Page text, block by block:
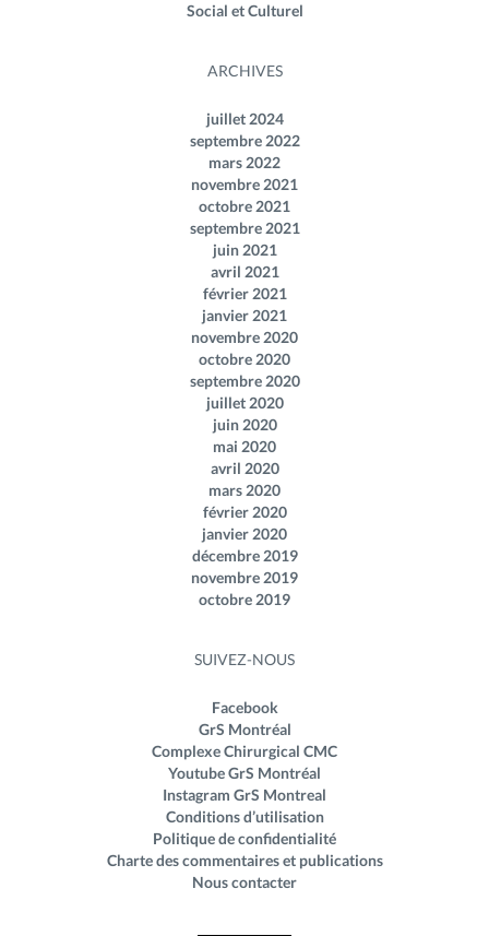
Social et Culturel
ARCHIVES
juillet 2024
septembre 2022
mars 2022
novembre 2021
octobre 2021
septembre 2021
juin 2021
avril 2021
février 2021
janvier 2021
novembre 2020
octobre 2020
septembre 2020
juillet 2020
juin 2020
mai 2020
avril 2020
mars 2020
février 2020
janvier 2020
décembre 2019
novembre 2019
octobre 2019
SUIVEZ-NOUS
Facebook
GrS Montréal
Complexe Chirurgical CMC
Youtube GrS Montréal
Instagram GrS Montreal
Conditions d’utilisation
Politique de confidentialité
Charte des commentaires et publications
Nous contacter